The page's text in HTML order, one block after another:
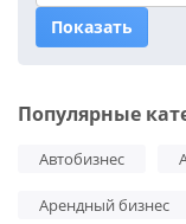
Показать
Популярные
Автобизнес
Арендный бизнес